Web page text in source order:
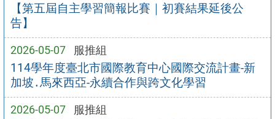
【第五屆自主學習簡報比賽｜初賽結果延後公
告】
2026-05-07 服推組
114學年度臺北市國際教育中心國際交流計畫-新
加坡․馬來西亞-永續合作與跨文化學習
2026-05-07 服推組